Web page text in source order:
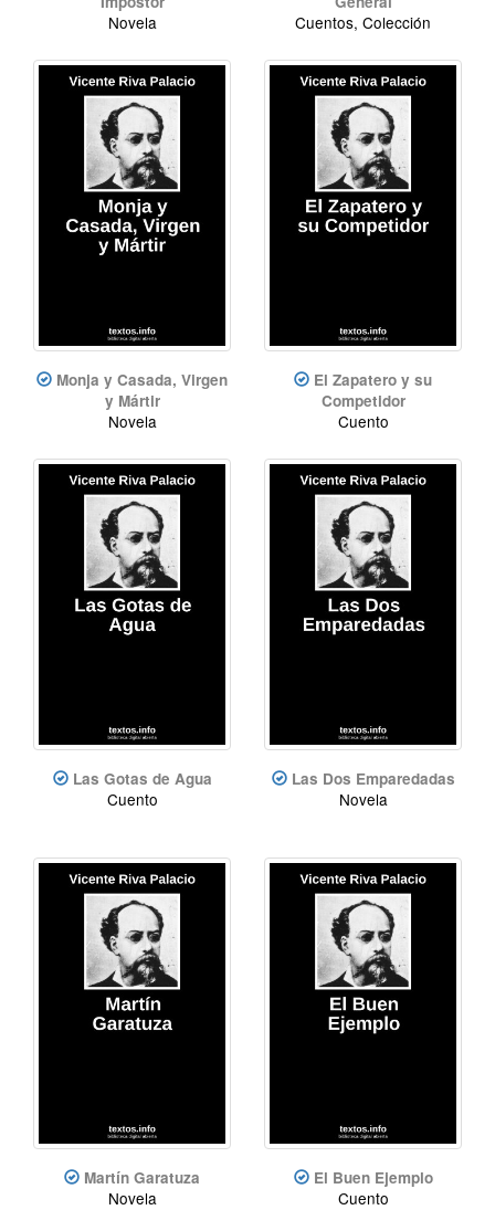
Novela Cuentos, Colección
Monja y Casada, Virgen
y Mártir
Novela
El Zapatero y su
Competidor
Cuento
Las Gotas de Agua
Cuento
Las Dos Emparedadas
Novela
Martín Garatuza
Novela
El Buen Ejemplo
Cuento